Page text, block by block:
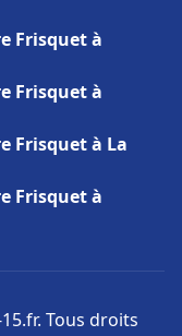
Frisquet à
Frisquet à
Frisquet à La
Frisquet à
Tous droits